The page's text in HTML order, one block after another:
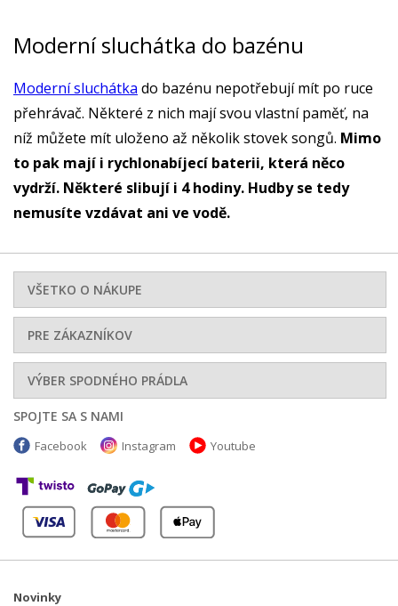
Moderní sluchátka do bazénu
Moderní sluchátka do bazénu nepotřebují mít po ruce
přehrávač. Některé z nich mají svou vlastní paměť, na
níž můžete mít uloženo až několik stovek songů. Mimo
to pak mají i rychlonabíjecí baterii, která něco
vydrží. Některé slibují i 4 hodiny. Hudby se tedy
nemusíte vzdávat ani ve vodě.
VŠETKO O NÁKUPE
PRE ZÁKAZNÍKOV
VÝBER SPODNÉHO PRÁDLA
SPOJTE SA S NAMI
Facebook Instagram Youtube
Novinky